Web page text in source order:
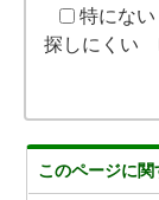
特にない
探しにくい
このページに関